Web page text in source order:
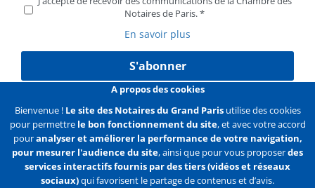
Notaires de Paris.
En savoir plus
S'abonner
Liens Mentions légales Données personnelles
Politique des cookies Configurer les cookies
A propos des cookies
Bienvenue ! Le site des Notaires du Grand Parisutilise des cookies
pour permettre le bon fonctionnement du site, et avec votre accord
pouranalyser et améliorer la performance de votre navigation,
pour mesurer l'audience du site, ainsi que pour vous proposerdes
services interactifs fournis par des tiers (vidéos et réseaux
sociaux)qui favorisent le partage de contenus et d’avis.